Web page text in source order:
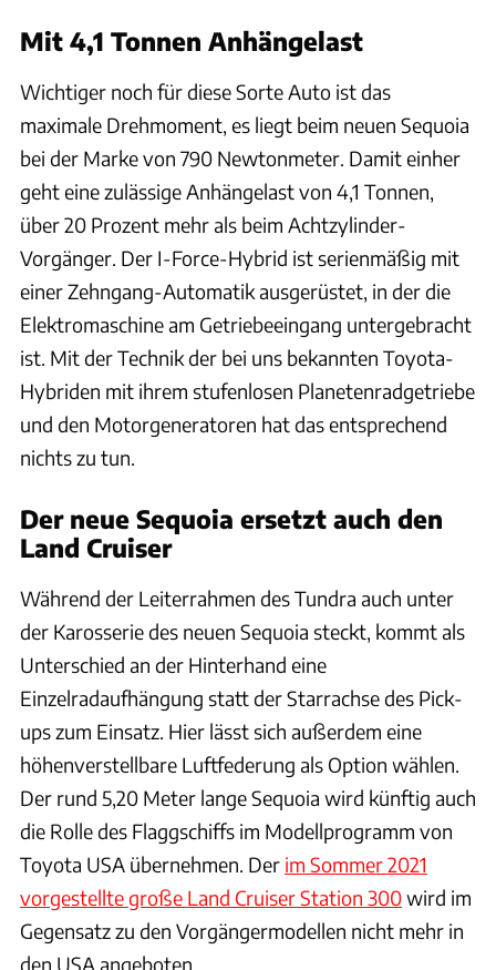
Mit 4,1 Tonnen Anhängelast
Wichtiger noch für diese Sorte Auto ist das
maximale Drehmoment, es liegt beim neuen Sequoia
bei der Marke von 790 Newtonmeter. Damit einher
geht eine zulässige Anhängelast von 4,1 Tonnen,
über 20 Prozent mehr als beim Achtzylinder-
Vorgänger. Der I-Force-Hybrid ist serienmäßig mit
einer Zehngang-Automatik ausgerüstet, in der die
Elektromaschine am Getriebeeingang untergebracht
ist. Mit der Technik der bei uns bekannten Toyota-
Hybriden mit ihrem stufenlosen Planetenradgetriebe
und den Motorgeneratoren hat das entsprechend
nichts zu tun.
Der neue Sequoia ersetzt auch den
Land Cruiser
Während der Leiterrahmen des Tundra auch unter
der Karosserie des neuen Sequoia steckt, kommt als
Unterschied an der Hinterhand eine
Einzelradaufhängung statt der Starrachse des Pick-
ups zum Einsatz. Hier lässt sich außerdem eine
höhenverstellbare Luftfederung als Option wählen.
Der rund 5,20 Meter lange Sequoia wird künftig auch
die Rolle des Flaggschiffs im Modellprogramm von
Toyota USA übernehmen. Der im Sommer 2021
vorgestellte große Land Cruiser Station 300wird im
Gegensatz zu den Vorgängermodellen nicht mehr in
den USA angeboten.